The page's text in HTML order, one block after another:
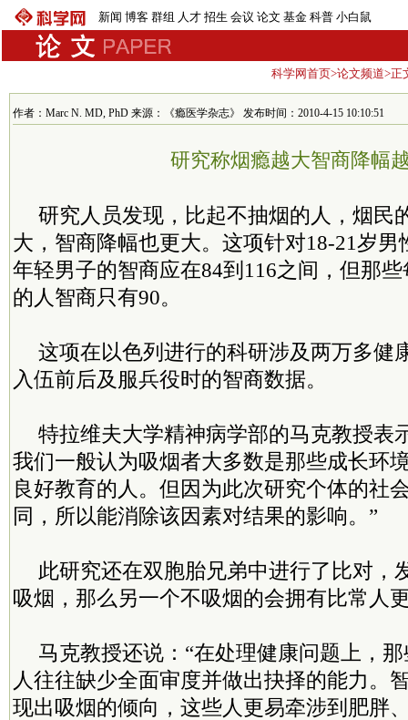
新闻 博客 群组 人才 招生 会议 论文 基金 科普 小白鼠
科学网首页>论文频道>正
作者：Marc N. MD, PhD 来源：《瘾医学杂志》 发布时间：2010-4-15 10:10:51
研究称烟瘾越大智商降幅
研究人员发现，比起不抽烟的人，烟民
大，智商降幅也更大。这项针对18-21岁
年轻男子的智商应在84到116之间，但那
的人智商只有90。
这项在以色列进行的科研涉及两万多健
入伍前后及服兵役时的智商数据。
特拉维夫大学精神病学部的马克教授表
我们一般认为吸烟者大多数是那些成长环
良好教育的人。但因为此次研究个体的社
同，所以能消除该因素对结果的影响。”
此研究还在双胞胎兄弟中进行了比对，
吸烟，那么另一个不吸烟的会拥有比常人
马克教授还说：“在处理健康问题上，
人往往缺少全面审度并做出抉择的能力。
现出吸烟的倾向，这些人更易牵涉到肥胖